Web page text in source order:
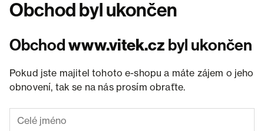
Obchod byl ukončen
Obchodwww.vitek.cz byl ukončen
Pokud jste majitel tohoto e-shopu a máte zájem o jeho
obnovení, tak se na nás prosím obraťte.